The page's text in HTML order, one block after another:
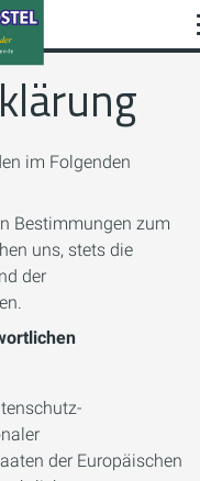
im Folgenden
Bestimmungen zum
uns, stets die
der
der Europäischen